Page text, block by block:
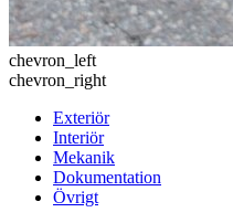
chevron_left
chevron_right
Exteriör
Interiör
Mekanik
Dokumentation
Övrigt